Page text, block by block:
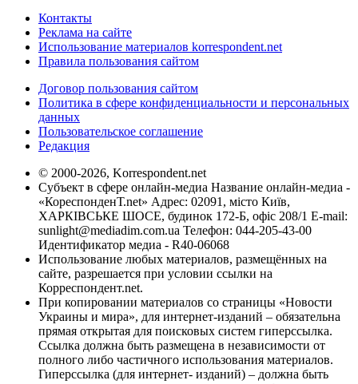
Контакты
Реклама на сайте
Использование материалов korrespondent.net
Правила пользования сайтом
Договор пользования сайтом
Политика в сфере конфиденциальности и персональных
данных
Пользовательское соглашение
Редакция
© 2000-2026, Korrespondent.net
Субъект в сфере онлайн-медиа Название онлайн-медиа -
«КореспонденТ.net» Адрес: 02091, місто Київ,
ХАРКІВСЬКЕ ШОСЕ, будинок 172-Б, офіс 208/1 E-mail:
sunlight@mediadim.com.ua Телефон: 044-205-43-00
Идентификатор медиа - R40-06068
Использование любых материалов, размещённых на
сайте, разрешается при условии ссылки на
Корреспондент.net.
При копировании материалов со страницы «Новости
Украины и мира», для интернет-изданий – обязательна
прямая открытая для поисковых систем гиперссылка.
Ссылка должна быть размещена в независимости от
полного либо частичного использования материалов.
Гиперссылка (для интернет- изданий) – должна быть